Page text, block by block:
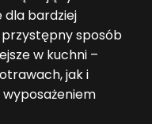
dla bardziej
sposób
w kuchni –
jak i